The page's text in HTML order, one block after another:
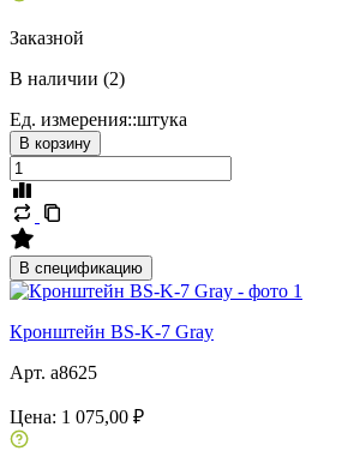
Заказной
В наличии (2)
Ед. измерения::штука
В корзину
В спецификацию
Кронштейн BS-K-7 Gray
Арт. a8625
Цена: 1 075,00 ₽